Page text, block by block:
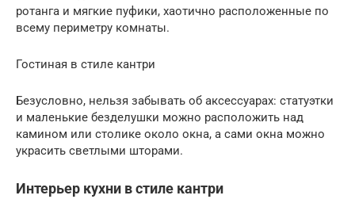
ротанга и мягкие пуфики, хаотично расположенные по
всему периметру комнаты.
Гостиная в стиле кантри
Безусловно, нельзя забывать об аксессуарах: статуэтки
и маленькие безделушки можно расположить над
камином или столике около окна, а сами окна можно
украсить светлыми шторами.
Интерьер кухни в стиле кантри